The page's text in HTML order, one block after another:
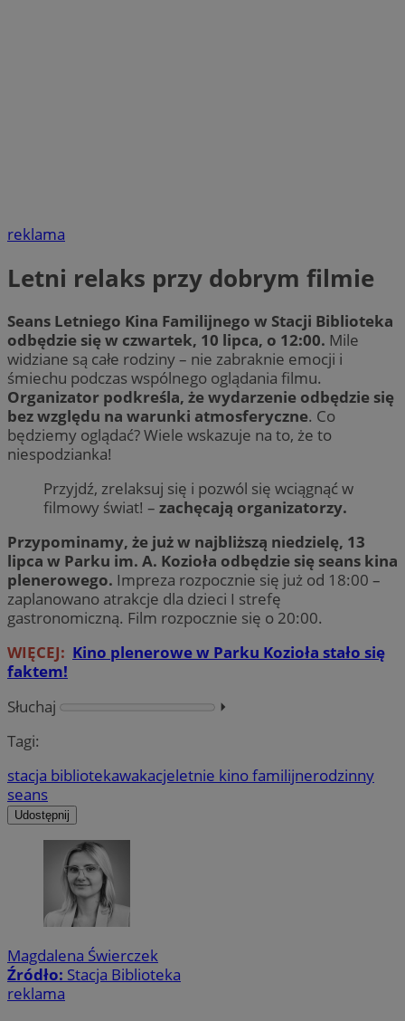
reklama
Letni relaks przy dobrym filmie
Seans Letniego Kina Familijnego w Stacji Biblioteka
odbędzie się w czwartek, 10 lipca, o 12:00. Mile
widziane są całe rodziny – nie zabraknie emocji i
śmiechu podczas wspólnego oglądania filmu.
Organizator podkreśla, że wydarzenie odbędzie się
bez względu na warunki atmosferyczne. Co
będziemy oglądać? Wiele wskazuje na to, że to
niespodzianka!
Przyjdź, zrelaksuj się i pozwól się wciągnąć w
filmowy świat! – zachęcają organizatorzy.
Przypominamy, że już w najbliższą niedzielę, 13
lipca w Parku im. A. Kozioła odbędzie się seans kina
plenerowego. Impreza rozpocznie się już od 18:00 –
zaplanowano atrakcje dla dzieci I strefę
gastronomiczną. Film rozpocznie się o 20:00.
WIĘCEJ: Kino plenerowe w Parku Kozioła stało się
faktem!
Słuchaj
⏵︎
Tagi:
stacja bibliotekawakacjeletnie kino familijnerodzinny
seans
Udostępnij
Magdalena Świerczek
Źródło: Stacja Biblioteka
reklama